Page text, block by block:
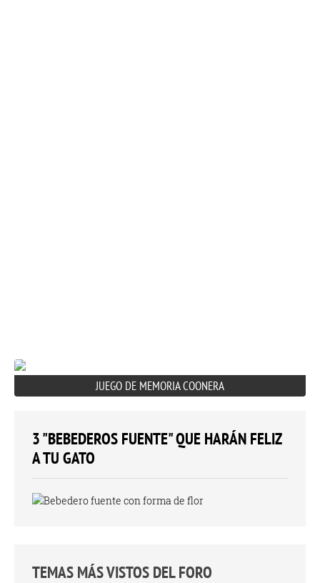
JUEGO DE MEMORIA COONERA
3 "BEBEDEROS FUENTE" QUE HARÁN FELIZ
A TU GATO
TEMAS MÁS VISTOS DEL FORO